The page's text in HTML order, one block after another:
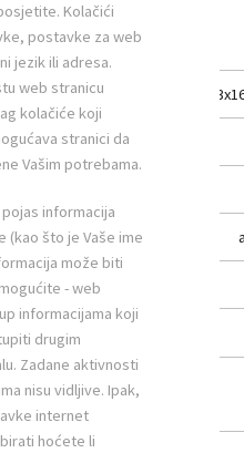
5 (3/2)
3x16A 230V/400V 50Hz
1860
acryl ABS 8 mm
2
Kolačići
postavke za web
jezik ili adresa.
web stranicu
kolačiće koji
stranici da
Vašim potrebama.
informacija
(kao što je Vaše ime
može biti
- web
informacijama koji
drugim
Zadane aktivnosti
nisu vidljive. Ipak,
internet
hoćete li